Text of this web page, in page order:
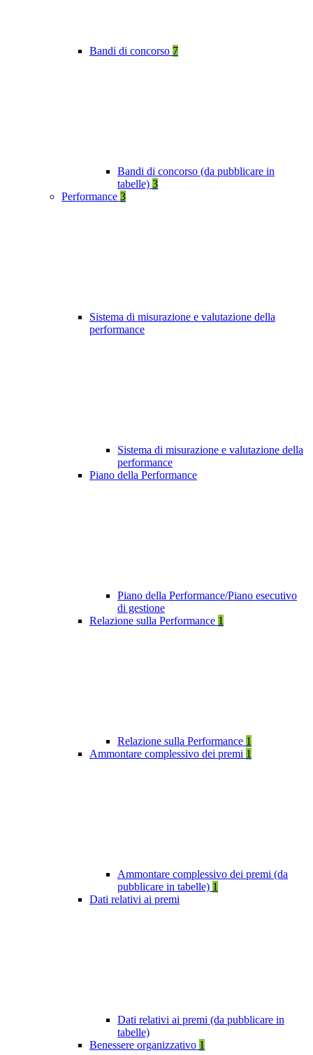
Bandi di concorso 7
Bandi di concorso (da pubblicare in
tabelle) 3
Performance 3
Sistema di misurazione e valutazione della
performance
Sistema di misurazione e valutazione della
performance
Piano della Performance
Piano della Performance/Piano esecutivo
di gestione
Relazione sulla Performance 1
Relazione sulla Performance 1
Ammontare complessivo dei premi 1
Ammontare complessivo dei premi (da
pubblicare in tabelle) 1
Dati relativi ai premi
Dati relativi ai premi (da pubblicare in
tabelle)
Benessere organizzativo 1